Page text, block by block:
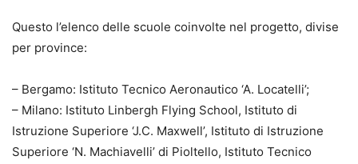
Questo l’elenco delle scuole coinvolte nel progetto, divise
per province:
– Bergamo: Istituto Tecnico Aeronautico ‘A. Locatelli’;
– Milano: Istituto Linbergh Flying School, Istituto di
Istruzione Superiore ‘J.C. Maxwell’, Istituto di Istruzione
Superiore ‘N. Machiavelli’ di Pioltello, Istituto Tecnico